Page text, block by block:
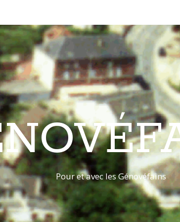
Pour et avec les Génovéfains